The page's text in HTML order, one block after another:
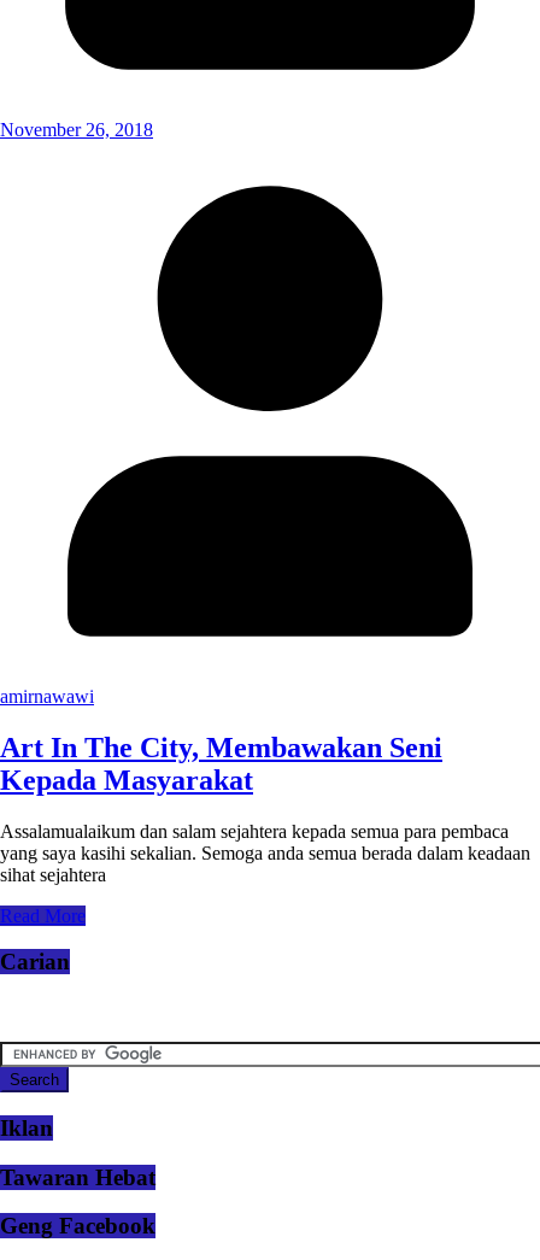
November 26, 2018
amirnawawi
Art In The City, Membawakan Seni
Kepada Masyarakat
Assalamualaikum dan salam sejahtera kepada semua para pembaca
yang saya kasihi sekalian. Semoga anda semua berada dalam keadaan
sihat sejahtera
Read More
Carian
Iklan
Tawaran Hebat
Geng Facebook